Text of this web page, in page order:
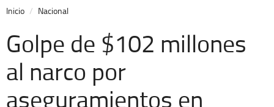
Opinión
Cronos
Economía
Inicio Nacional
Golpe de $102 millones
al narco por
aseguramientos en